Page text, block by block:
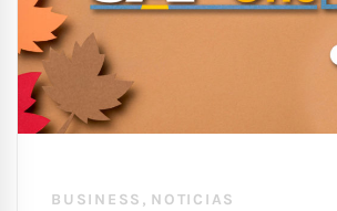
BUSINESS , NOTICIAS